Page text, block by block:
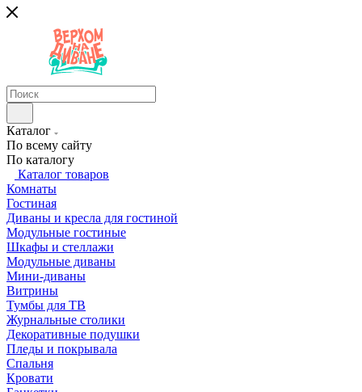
Каталог
По всему сайту
По каталогу
Каталог товаров
Комнаты
Гостиная
Диваны и кресла для гостиной
Модульные гостиные
Шкафы и стеллажи
Модульные диваны
Мини-диваны
Витрины
Тумбы для ТВ
Журнальные столики
Декоративные подушки
Пледы и покрывала
Спальня
Кровати